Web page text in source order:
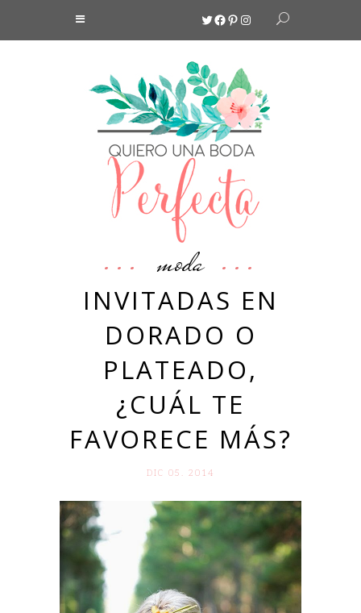
Twitter
Facebook
Pinterest
Instagram
moda
INVITADAS EN
DORADO O
PLATEADO,
¿CUÁL TE
FAVORECE MÁS?
DIC 05. 2014